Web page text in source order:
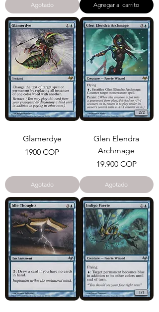
Agotado Agregar al carrito
Glamerdye
Precio
1900 COP
Agotado
Glen Elendra
Archmage
Precio
19.900 COP
Agotado